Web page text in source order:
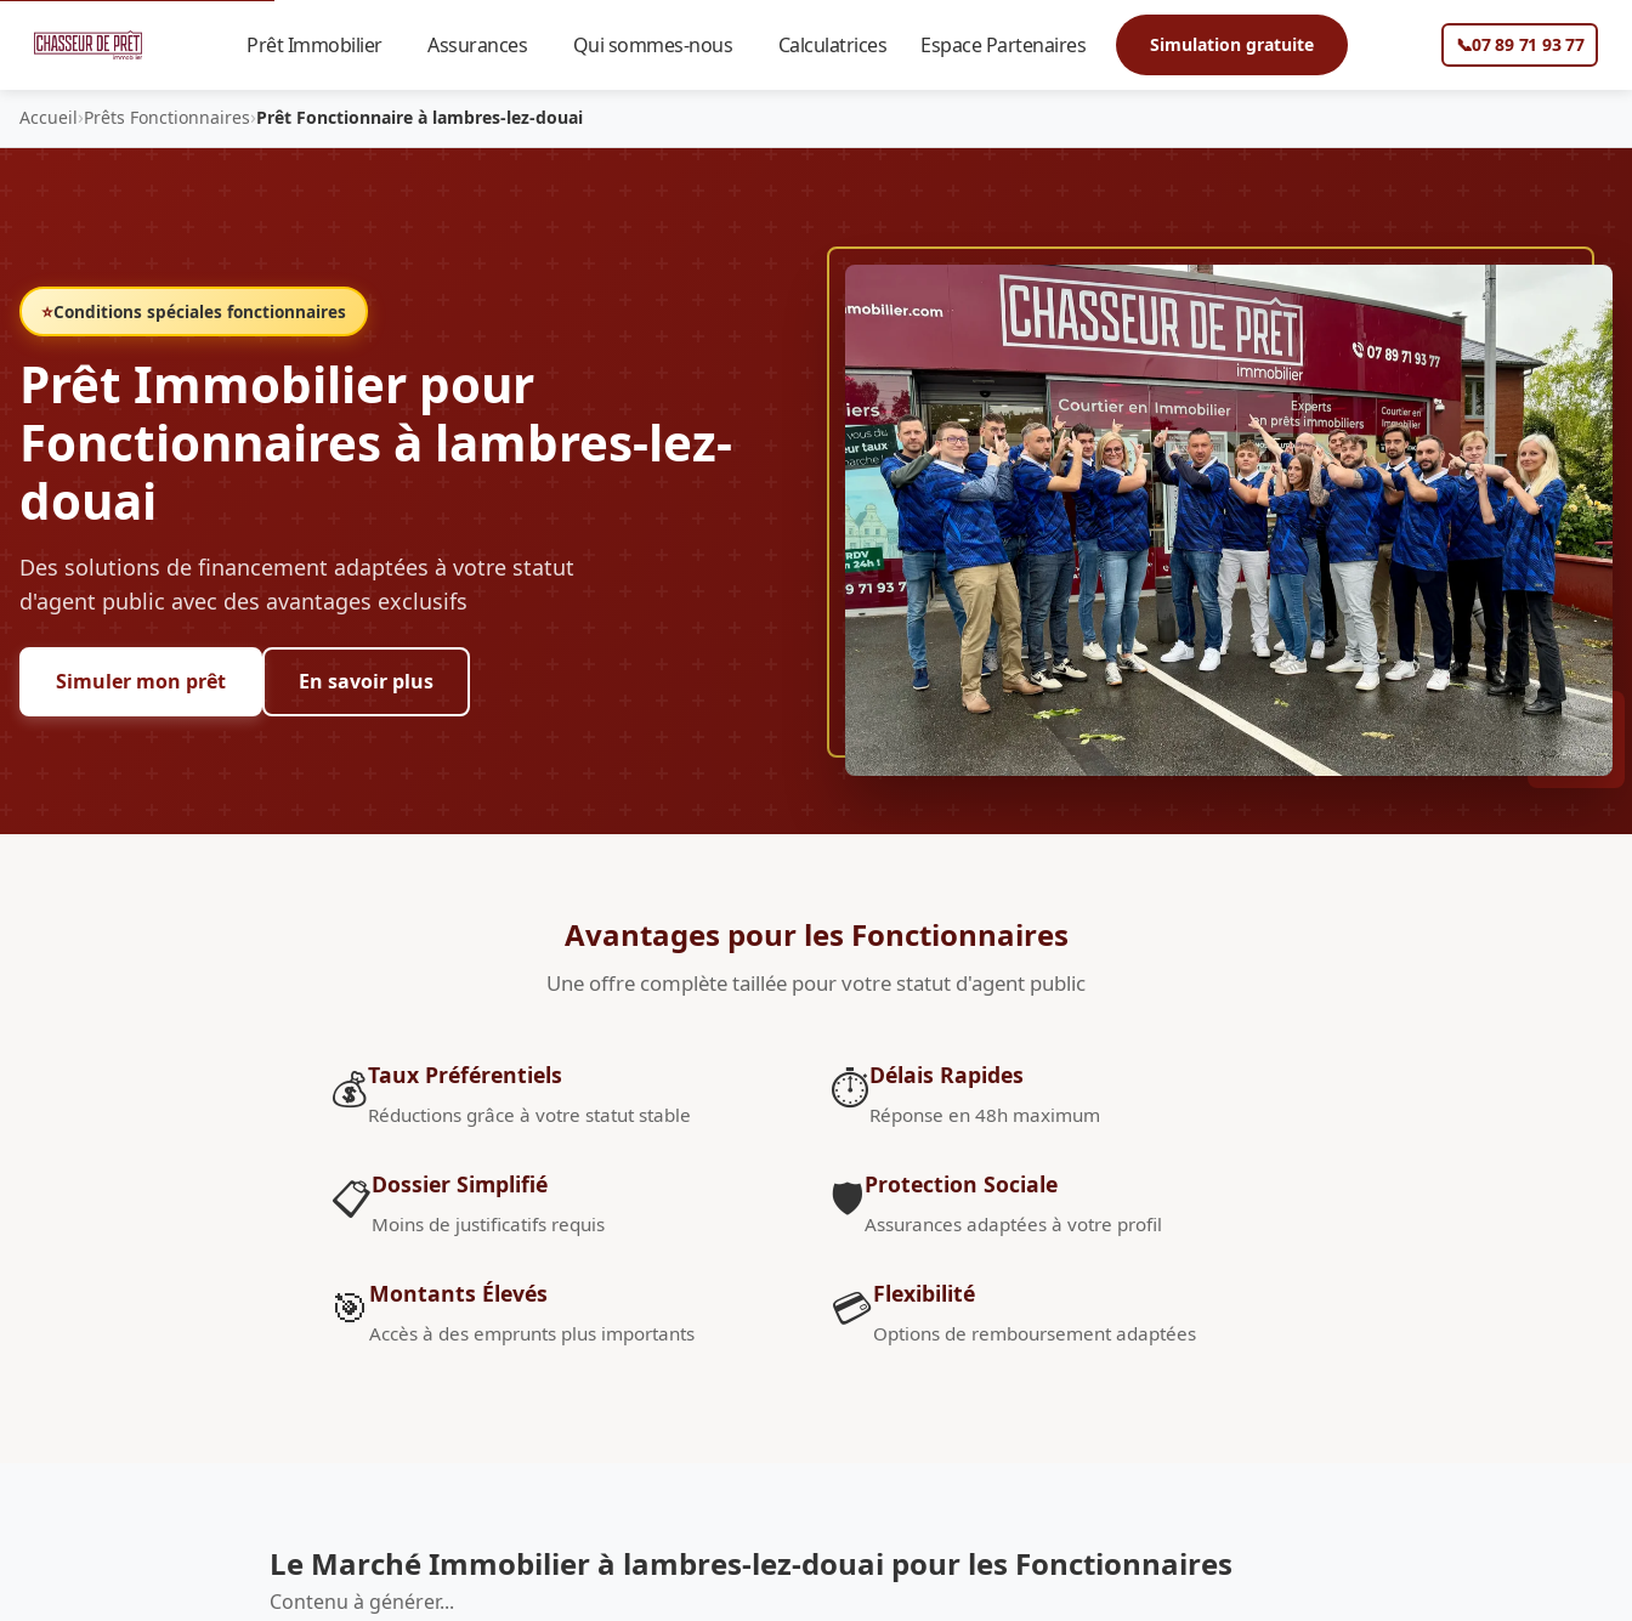
Prêt Immobilier Assurances Qui sommes-nous Calculatrices Espace Partenaires Simulation gratuite 📞07 89 71 93 77
Accueil›Prêts Fonctionnaires›Prêt Fonctionnaire à lambres-lez-douai
⭐Conditions spéciales fonctionnaires
Prêt Immobilier pour
Fonctionnaires à lambres-lez-
douai
Des solutions de financement adaptées à votre statut
d'agent public avec des avantages exclusifs
Simuler mon prêt En savoir plus
Avantages pour les Fonctionnaires
Une offre complète taillée pour votre statut d'agent public
💰Taux Préférentiels
Réductions grâce à votre statut stable
📋Dossier Simplifié
Moins de justificatifs requis
🎯 Montants Élevés
Accès à des emprunts plus importants
⏱️Délais Rapides
Réponse en 48h maximum
🛡️Protection Sociale
Assurances adaptées à votre profil
💳Flexibilité
Options de remboursement adaptées
Le Marché Immobilier à lambres-lez-douai pour les Fonctionnaires
Contenu à générer...